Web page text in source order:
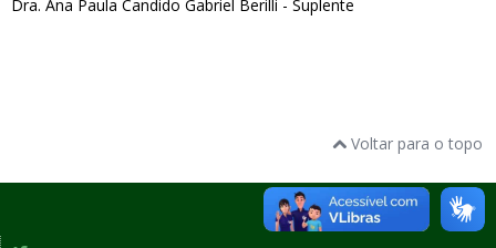
Dra. Ana Paula Candido Gabriel Berilli - Suplente
Voltar para o topo